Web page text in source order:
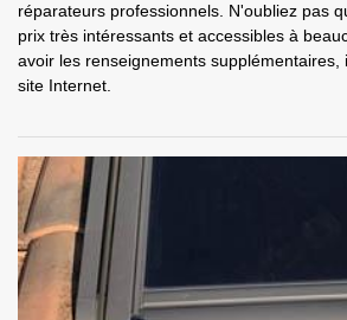
réparateurs professionnels. N'oubliez pas
prix très intéressants et accessibles à
avoir les renseignements supplémentaires,
site Internet.